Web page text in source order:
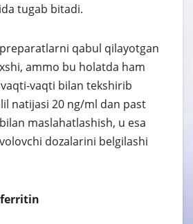
tugab bitadi.
qabul qilayotgan
ammo bu holatda ham
vaqti bilan tekshirib
natijasi 20 ng/ml dan past
maslahatlashish, u esa
dozalarini belgilashi
ferritin